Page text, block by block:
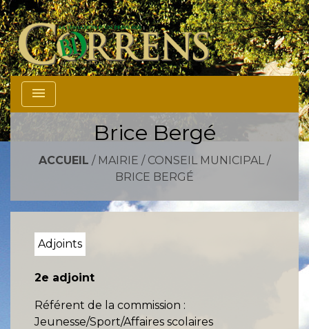
menu
Brice Bergé
ACCUEIL / MAIRIE / CONSEIL MUNICIPAL/
BRICE BERGÉ
Adjoints
2e adjoint
Référent de la commission :
Jeunesse/Sport/Affaires scolaires